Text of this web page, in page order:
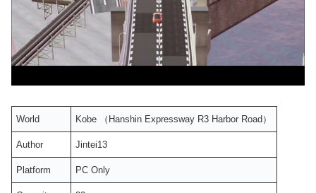
World Kobe （Hanshin Expressway R3 Harbor Road）
Author Jintei13
Platform PC Only